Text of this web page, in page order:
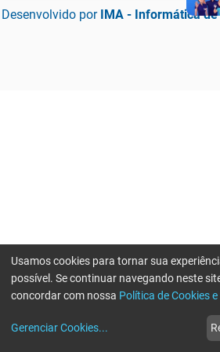
Desenvolvido por IMA - Informática
Usamos cookies para tornar sua
possível. Se continuar navegando neste
concordar com nossa Política de Cookies
Gerenciar Cookies...
Erro ao enviar informações, por favor